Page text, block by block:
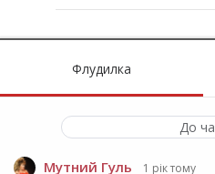
Флудилка
До
Мутний Гуль 1 рік тому